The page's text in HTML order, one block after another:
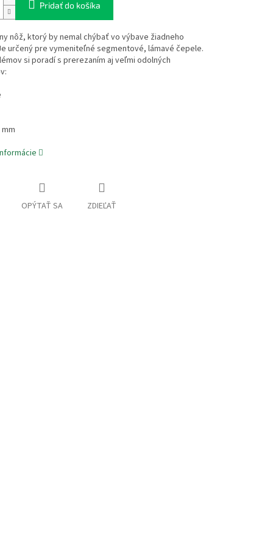
Pridať do košíka
nôž, ktorý by nemal chýbať vo výbave žiadneho
určený pre vymeniteľné segmentové, lámavé čepele.
si poradí s prerezaním aj veľmi odolných
OPÝTAŤ SA ZDIEĽAŤ